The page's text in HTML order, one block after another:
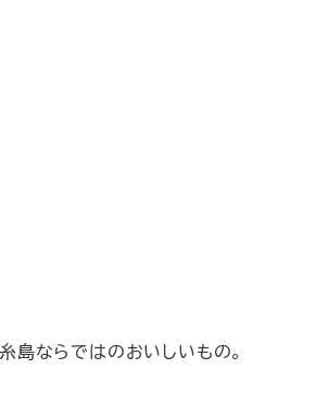
島ならではのおいしいもの。